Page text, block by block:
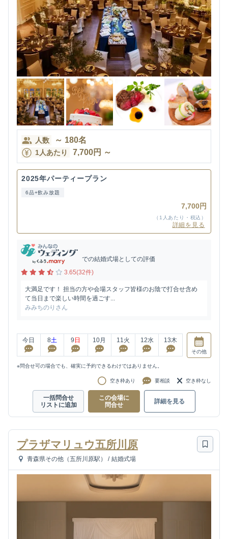
人数 ～ 180名
1人あたり 7,700円 ～
2025年パーティープラン
6品+飲み放題
7,700円
（1人あたり・税込）
詳細を見る
での結婚式場としての評価
3.65(32件)
大満足です！ 担当の方や会場スタッフ皆様のお陰で打合せ含め
て当日まで楽しい時間を過ごす...
みみちのりさん
今日 8土 9 日 10月 11火 12水 13木
その他
※問合せ可の場合でも、確実に予約できるわけではありません。
空き枠あり 要相談 空き枠なし
一括問合せ
リストに追加
この会場に
問合せ
詳細を見る
プラザマリュウ五所川原
青森県その他（五所川原駅） / 結婚式場